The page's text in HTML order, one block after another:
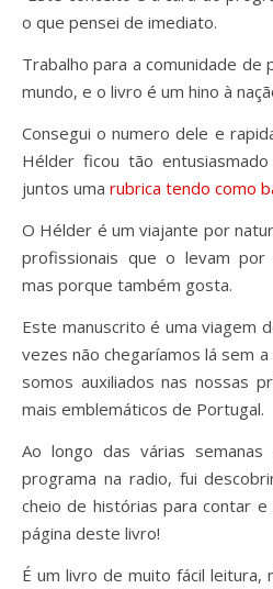
o que pensei de imediato.
Trabalho para a comunidade de
mundo, e o livro é um hino à
Consegui o numero dele e
Hélder ficou tão
juntos uma rubrica tendo como
O Hélder é um viajante por
profissionais que o levam
mas porque também gosta.
Este manuscrito é uma viagem
vezes não chegaríamos lá sem
somos auxiliados nas nossas
mais emblemáticos de Portugal.
Ao longo das várias
programa na radio, fui
cheio de histórias para contar
página deste livro!
É um livro de muito fácil leitura,